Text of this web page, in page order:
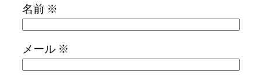
名前 ※
メール ※